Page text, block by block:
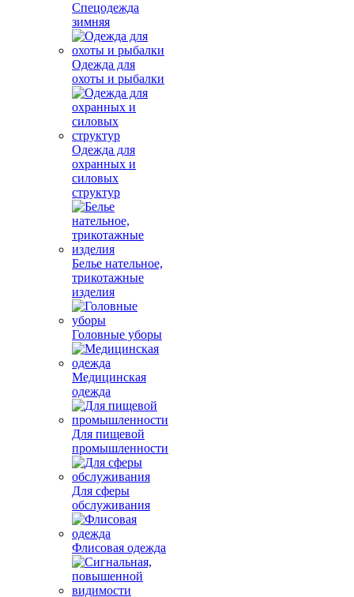
Спецодежда
зимняя
Одежда для
охоты и рыбалки
Одежда для
охранных и
силовых
структур
Белье нательное,
трикотажные
изделия
Головные уборы
Медицинская
одежда
Для пищевой
промышленности
Для сферы
обслуживания
Флисовая одежда